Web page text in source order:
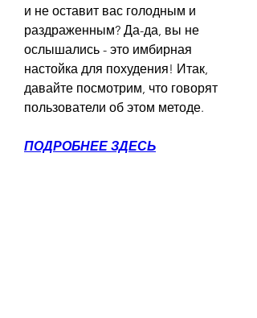
и не оставит вас голодным и
раздраженным? Да-да, вы не
ослышались - это имбирная
настойка для похудения! Итак,
давайте посмотрим, что говорят
пользователи об этом методе.
ПОДРОБНЕЕ ЗДЕСЬ